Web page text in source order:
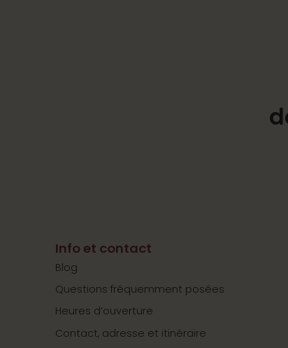
Info et contact
Blog
Questions fréquemment posées
Heures d’ouverture
Contact, adresse et itinéraire